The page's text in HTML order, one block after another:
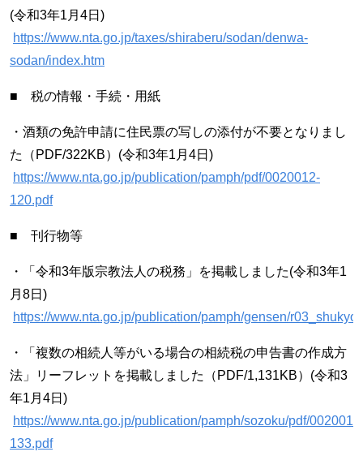
(令和3年1月4日)
https://www.nta.go.jp/taxes/shiraberu/sodan/denwa-
sodan/index.htm
■ 税の情報・手続・用紙
・酒類の免許申請に住民票の写しの添付が不要となりまし
た（PDF/322KB）(令和3年1月4日)
https://www.nta.go.jp/publication/pamph/pdf/0020012-
120.pdf
■ 刊行物等
・「令和3年版宗教法人の税務」を掲載しました(令和3年1
月8日)
https://www.nta.go.jp/publication/pamph/gensen/
・「複数の相続人等がいる場合の相続税の申告書の作成方
法」リーフレットを掲載しました（PDF/1,131KB）(令和3
年1月4日)
https://www.nta.go.jp/publication/pamph/sozoku/pdf/
133.pdf